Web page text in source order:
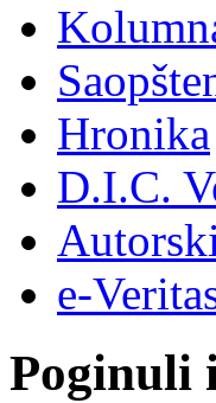
Hronika
D.I.C.
e-
Poginuli